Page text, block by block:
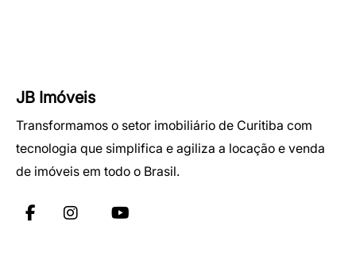
JB Imóveis
Transformamos o setor imobiliário de Curitiba com
tecnologia que simplifica e agiliza a locação e venda
de imóveis em todo o Brasil.